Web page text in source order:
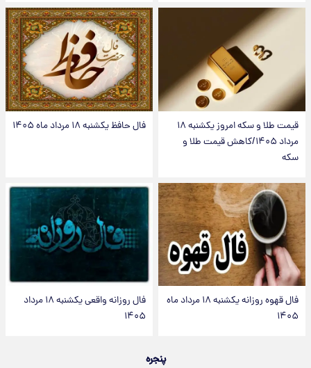
قیمت طلا و سکه امروز یکشنبه ۱۸
مرداد ۱۴۰۵/کاهش قیمت طلا و
سکه
فال حافظ یکشنبه ۱۸ مرداد ماه ۱۴۰۵
فال قهوه روزانه یکشنبه ۱۸ مرداد ماه
۱۴۰۵
فال روزانه واقعی یکشنبه ۱۸ مرداد
۱۴۰۵
پنجره